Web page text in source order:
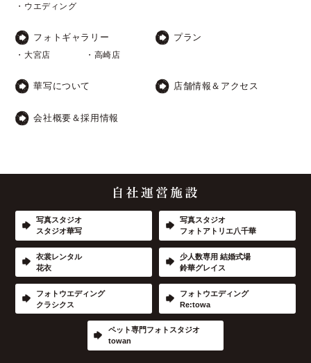
・ウエディング
フォトギャラリー
・大宮店 ・高崎店
プラン
華写について 店舗情報＆アクセス
会社概要＆採用情報
写真スタジオ
スタジオ華写
写真スタジオ
フォトアトリエ八千華
衣裳レンタル
花衣
少人数専用 結婚式場
鈴華グレイス
フォトウエディング
クラシクス
フォトウエディング
Re:towa
ペット専門フォトスタジオ
towan